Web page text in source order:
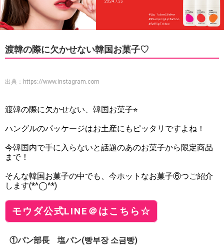
渡韓の際に欠かせない韓国お菓子♡
出典： https://www.instagram.com
渡韓の際に欠かせない、韓国お菓子⭐︎
ハングルのパッケージはお土産にもピッタリですよね！
今韓国内で手に入らないと話題のあのお菓子から限定商品
まで！
そんな韓国お菓子の中でも、今ホットなお菓子⑥つご紹介
します(*^◯^*)
モウダ公式LINE＠はこちら☆
①パン部長 塩パン(빵부장 소금빵)